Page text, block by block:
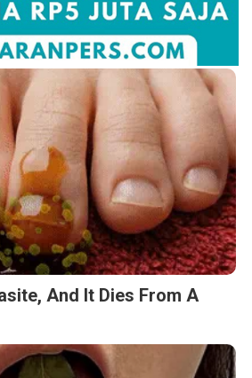
And It Dies From A